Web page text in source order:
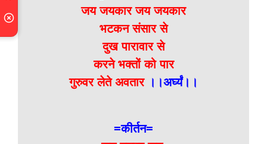
जय जयकार जय जयकार
भटकन संसार से
दुख पारावार से
करने भक्तों को पार
गुरुवर लेते अवतार ।।अर्घ्यं।।
=कीर्तन=